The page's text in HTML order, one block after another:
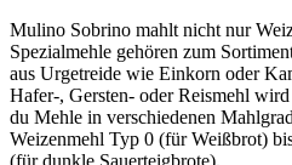
Mulino Sobrino mahlt nicht nur
Spezialmehle gehören zum
aus Urgetreide wie Einkorn oder
Hafer-, Gersten- oder Reismehl
du Mehle in verschiedenen
Weizenmehl Typ 0 (für Weißbrot)
(für dunkle Sauerteigbrote).